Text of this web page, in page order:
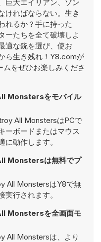
巨大エイリアン、ゾン
ければならない。生き
れるか？手に持った
ーたちを全て破壊しよ
適な銃を選び、使お
ら生き残れ！Y8.comが
をぜひお楽しみくださ
Monstersをモバイル
All MonstersはPCで
ーボードまたはマウス
動作します。
Monstersは無料でプ
All MonstersはY8で無
行されます。
Monstersを全画面モ
All Monstersは、より